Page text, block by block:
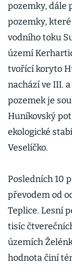
pozemky, dále
pozemky,
vodního toku
území
tvořící koryto
nachází ve III.
pozemek je
Huníkovský
ekologické
Veselíčko.
Posledních 10
převodem od
Teplice. Lesní
tisíc
územích
hodnota činí